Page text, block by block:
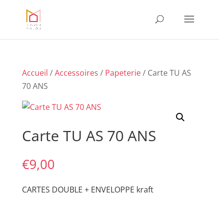
Accueil /Accessoires / Papeterie/ Carte TU AS
70 ANS
Carte TU AS 70 ANS
€9,00
CARTES DOUBLE + ENVELOPPE kraft